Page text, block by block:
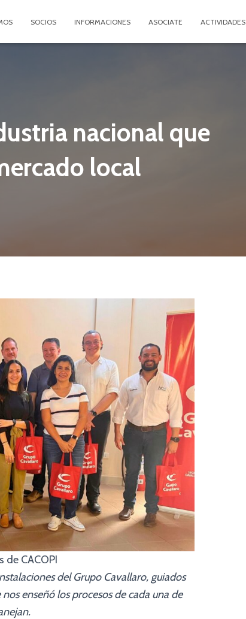
SOCIOS INFORMACIONES ASOCIATE ACTIVIDADES
nacional que
local
CACOPI
del Grupo Cavallaro, guiados
enseñó los procesos de cada una de